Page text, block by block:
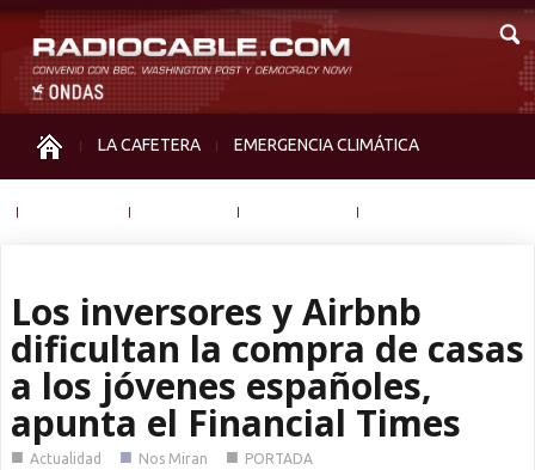
LA CAFETERA EMERGENCIA CLIMÁTICA
Los inversores y Airbnb
dificultan la compra de casas
a los jóvenes españoles,
apunta el Financial Times
■ Actualidad ■ Nos Miran ■ PORTADA